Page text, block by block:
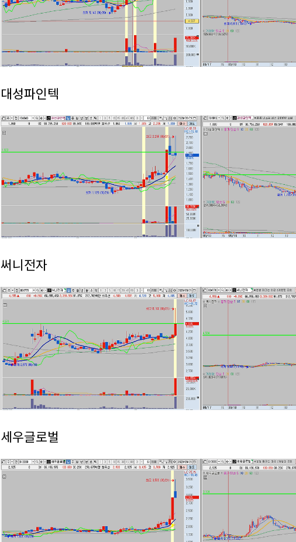
대성파인텍
써니전자
세우글로벌